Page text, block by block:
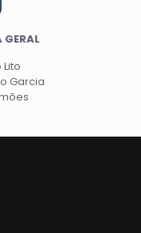
GERAL
Garcia